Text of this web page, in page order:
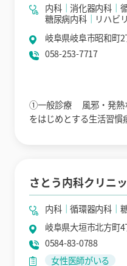
内科 消化器内科
糖尿病内科
リハビ
岐阜県岐阜市昭和町2
058-253-7717
①一般診療 風邪・発熱
をはじめとする生活習
さとう内科クリニ
内科 循環器内科
岐阜県大垣市北方町
0584-83-0788
女性医師がいる